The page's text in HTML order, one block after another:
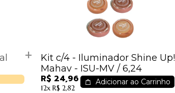
Kit c/4 - Iluminador Shine Up!
Mahav - ISU-MV / 6,24
R$ 24,96
12x R$ 2,82
Adicionar ao Carrinho